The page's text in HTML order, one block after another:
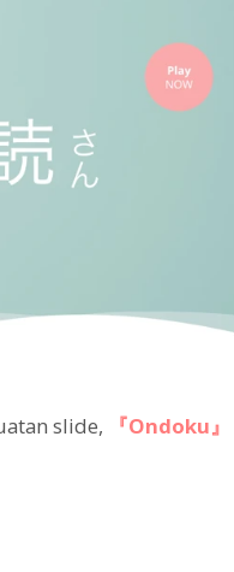
slide,
『Ondoku』